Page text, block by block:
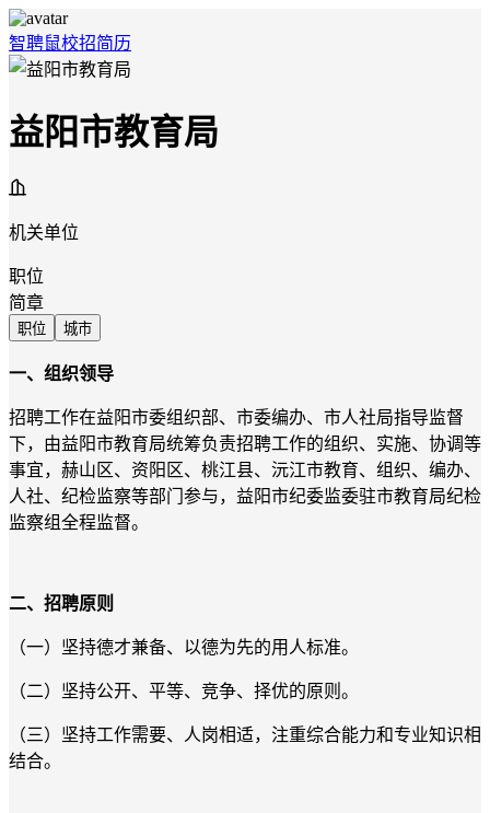
智聘鼠校招简历
益阳市教育局
机关单位
职位
简章
职位 城市
一、组织领导
招聘工作在益阳市委组织部、市委编办、市人社局指导监督
下，由益阳市教育局统筹负责招聘工作的组织、实施、协调等
事宜，赫山区、资阳区、桃江县、沅江市教育、组织、编办、
人社、纪检监察等部门参与，益阳市纪委监委驻市教育局纪检
监察组全程监督。
二、招聘原则
（一）坚持德才兼备、以德为先的用人标准。
（二）坚持公开、平等、竞争、择优的原则。
（三）坚持工作需要、人岗相适，注重综合能力和专业知识相
结合。